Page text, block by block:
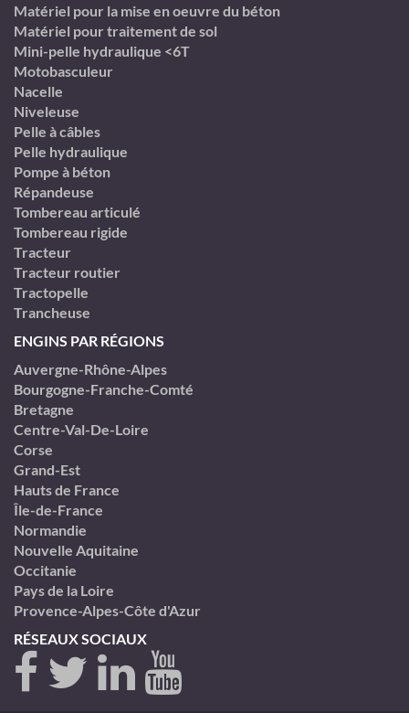
Matériel pour la mise en oeuvre du béton
Matériel pour traitement de sol
Mini-pelle hydraulique <6T
Motobasculeur
Nacelle
Niveleuse
Pelle à câbles
Pelle hydraulique
Pompe à béton
Répandeuse
Tombereau articulé
Tombereau rigide
Tracteur
Tracteur routier
Tractopelle
Trancheuse
ENGINS PAR RÉGIONS
Auvergne-Rhône-Alpes
Bourgogne-Franche-Comté
Bretagne
Centre-Val-De-Loire
Corse
Grand-Est
Hauts de France
Île-de-France
Normandie
Nouvelle Aquitaine
Occitanie
Pays de la Loire
Provence-Alpes-Côte d'Azur
RÉSEAUX SOCIAUX